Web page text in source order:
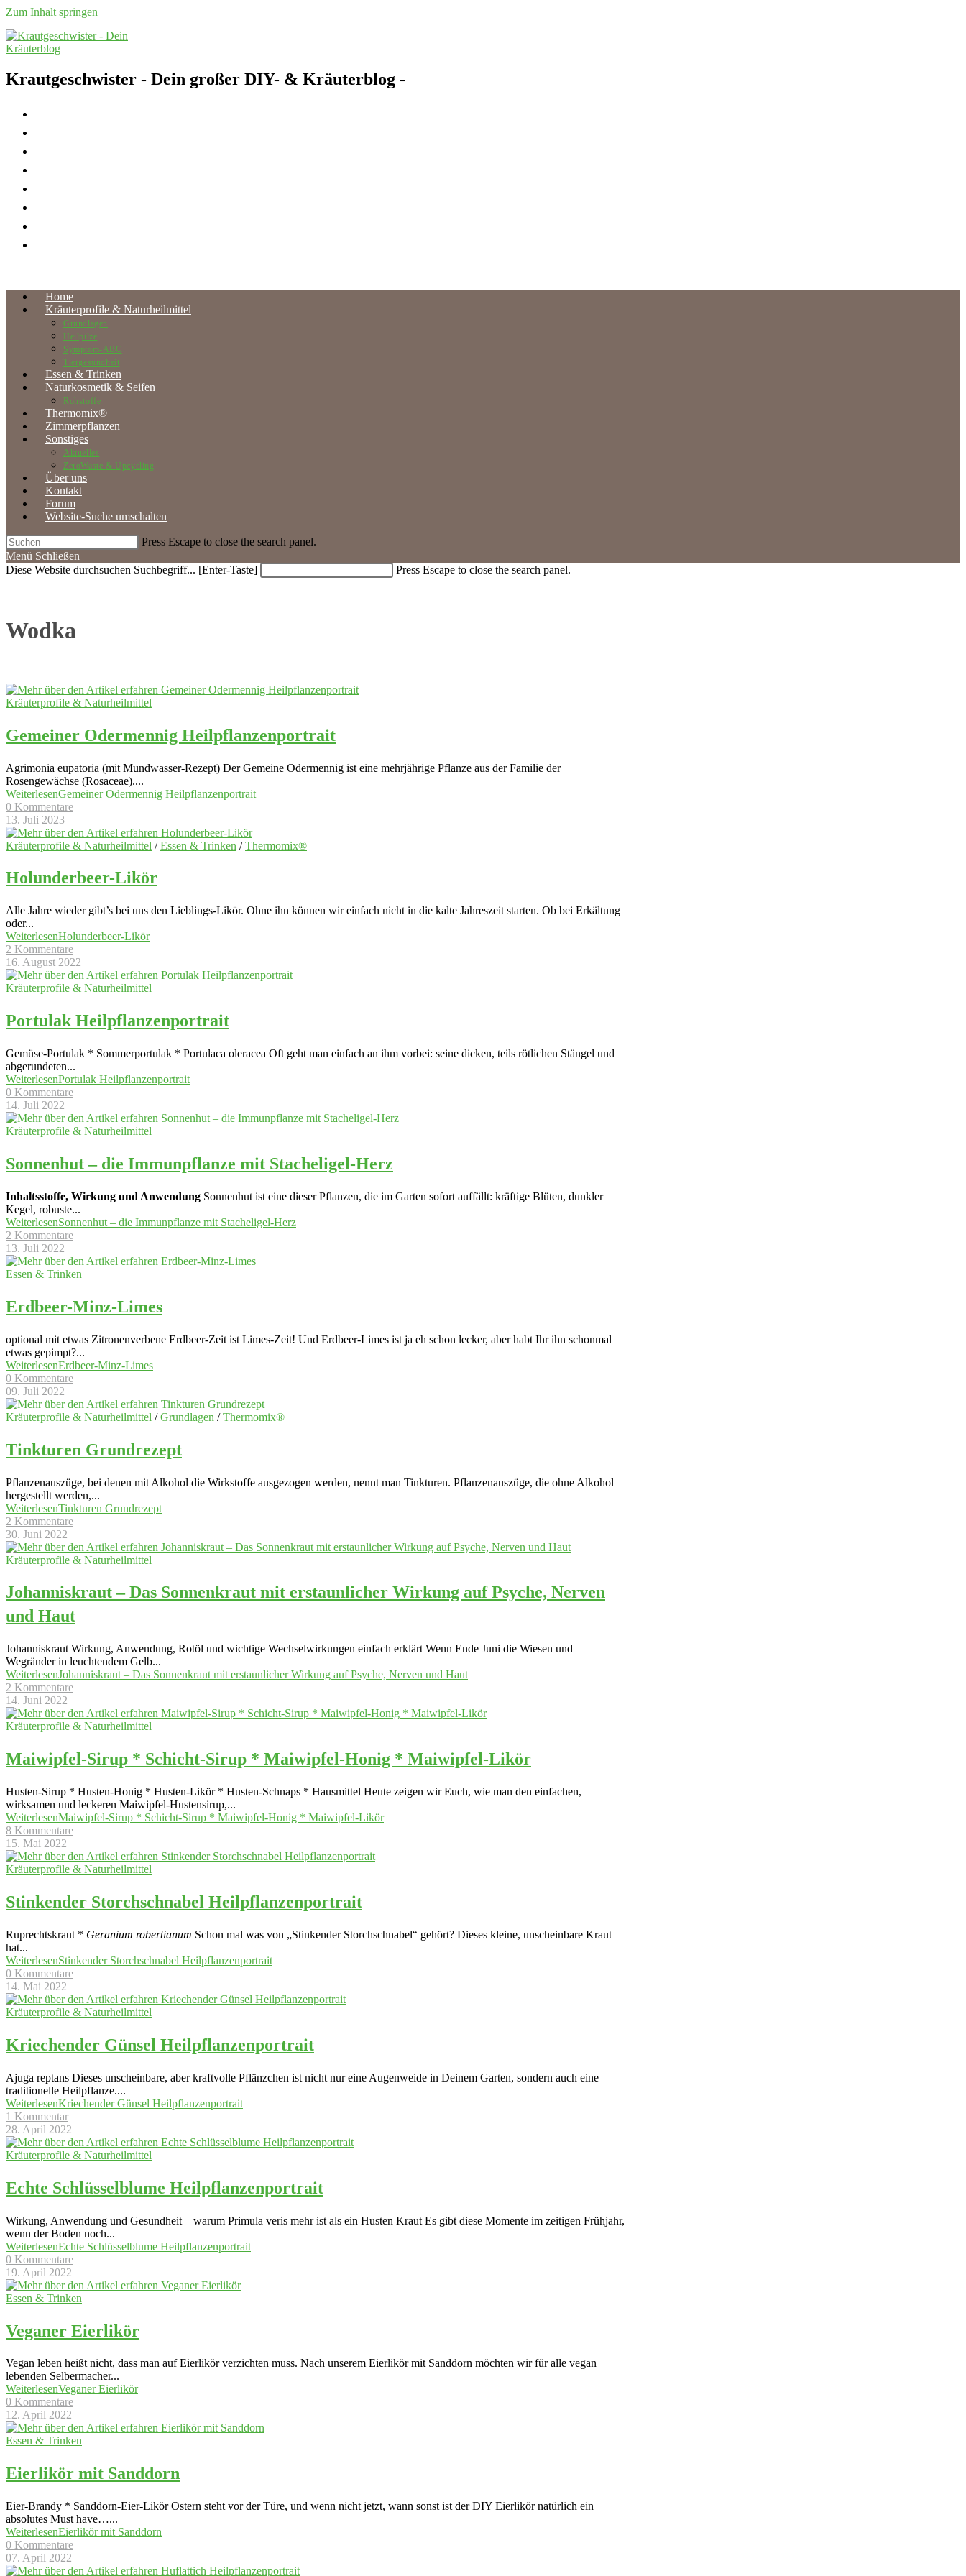
Zum Inhalt springen
Krautgeschwister - Dein großer DIY- & Kräuterblog -
Home
Kräuterprofile & Naturheilmittel
Grundlagen
Heilpilze
Symptom-ABC
Tiergesundheit
Essen & Trinken
Naturkosmetik & Seifen
Rohstoffe
Thermomix®
Zimmerpflanzen
Sonstiges
Aktuelles
ZeroWaste & Upcycling
Über uns
Kontakt
Forum
Website-Suche umschalten
Press Escape to close the search panel.
Menü Schließen
Diese Website durchsuchen Suchbegriff... [Enter-Taste] Press Escape to close the search panel.
Wodka
Kräuterprofile & Naturheilmittel
Gemeiner Odermennig Heilpflanzenportrait
Agrimonia eupatoria (mit Mundwasser-Rezept) Der Gemeine Odermennig ist eine mehrjährige Pflanze aus der Familie der
Rosengewächse (Rosaceae)....
WeiterlesenGemeiner Odermennig Heilpflanzenportrait
0 Kommentare
13. Juli 2023
Kräuterprofile & Naturheilmittel /Essen & Trinken /Thermomix®
Holunderbeer-Likör
Alle Jahre wieder gibt’s bei uns den Lieblings-Likör. Ohne ihn können wir einfach nicht in die kalte Jahreszeit starten. Ob bei Erkältung
oder...
WeiterlesenHolunderbeer-Likör
2 Kommentare
16. August 2022
Kräuterprofile & Naturheilmittel
Portulak Heilpflanzenportrait
Gemüse-Portulak * Sommerportulak * Portulaca oleracea Oft geht man einfach an ihm vorbei: seine dicken, teils rötlichen Stängel und
abgerundeten...
WeiterlesenPortulak Heilpflanzenportrait
0 Kommentare
14. Juli 2022
Kräuterprofile & Naturheilmittel
Sonnenhut – die Immunpflanze mit Stacheligel-Herz
Inhaltsstoffe, Wirkung und Anwendung Sonnenhut ist eine dieser Pflanzen, die im Garten sofort auffällt: kräftige Blüten, dunkler
Kegel, robuste...
WeiterlesenSonnenhut – die Immunpflanze mit Stacheligel-Herz
2 Kommentare
13. Juli 2022
Essen & Trinken
Erdbeer-Minz-Limes
optional mit etwas Zitronenverbene Erdbeer-Zeit ist Limes-Zeit! Und Erdbeer-Limes ist ja eh schon lecker, aber habt Ihr ihn schonmal
etwas gepimpt?...
WeiterlesenErdbeer-Minz-Limes
0 Kommentare
09. Juli 2022
Kräuterprofile & Naturheilmittel /Grundlagen /Thermomix®
Tinkturen Grundrezept
Pflanzenauszüge, bei denen mit Alkohol die Wirkstoffe ausgezogen werden, nennt man Tinkturen. Pflanzenauszüge, die ohne Alkohol
hergestellt werden,...
WeiterlesenTinkturen Grundrezept
2 Kommentare
30. Juni 2022
Kräuterprofile & Naturheilmittel
Johanniskraut – Das Sonnenkraut mit erstaunlicher Wirkung auf Psyche, Nerven
und Haut
Johanniskraut Wirkung, Anwendung, Rotöl und wichtige Wechselwirkungen einfach erklärt Wenn Ende Juni die Wiesen und
Wegränder in leuchtendem Gelb...
WeiterlesenJohanniskraut – Das Sonnenkraut mit erstaunlicher Wirkung auf Psyche, Nerven und Haut
2 Kommentare
14. Juni 2022
Kräuterprofile & Naturheilmittel
Maiwipfel-Sirup * Schicht-Sirup * Maiwipfel-Honig * Maiwipfel-Likör
Husten-Sirup * Husten-Honig * Husten-Likör * Husten-Schnaps * Hausmittel Heute zeigen wir Euch, wie man den einfachen,
wirksamen und leckeren Maiwipfel-Hustensirup,...
WeiterlesenMaiwipfel-Sirup * Schicht-Sirup * Maiwipfel-Honig * Maiwipfel-Likör
8 Kommentare
15. Mai 2022
Kräuterprofile & Naturheilmittel
Stinkender Storchschnabel Heilpflanzenportrait
Ruprechtskraut * Geranium robertianum Schon mal was von „Stinkender Storchschnabel“ gehört? Dieses kleine, unscheinbare Kraut
hat...
WeiterlesenStinkender Storchschnabel Heilpflanzenportrait
0 Kommentare
14. Mai 2022
Kräuterprofile & Naturheilmittel
Kriechender Günsel Heilpflanzenportrait
Ajuga reptans Dieses unscheinbare, aber kraftvolle Pflänzchen ist nicht nur eine Augenweide in Deinem Garten, sondern auch eine
traditionelle Heilpflanze....
WeiterlesenKriechender Günsel Heilpflanzenportrait
1 Kommentar
28. April 2022
Kräuterprofile & Naturheilmittel
Echte Schlüsselblume Heilpflanzenportrait
Wirkung, Anwendung und Gesundheit – warum Primula veris mehr ist als ein Husten Kraut Es gibt diese Momente im zeitigen Frühjahr,
wenn der Boden noch...
WeiterlesenEchte Schlüsselblume Heilpflanzenportrait
0 Kommentare
19. April 2022
Essen & Trinken
Veganer Eierlikör
Vegan leben heißt nicht, dass man auf Eierlikör verzichten muss. Nach unserem Eierlikör mit Sanddorn möchten wir für alle vegan
lebenden Selbermacher...
WeiterlesenVeganer Eierlikör
0 Kommentare
12. April 2022
Essen & Trinken
Eierlikör mit Sanddorn
Eier-Brandy * Sanddorn-Eier-Likör Ostern steht vor der Türe, und wenn nicht jetzt, wann sonst ist der DIY Eierlikör natürlich ein
absolutes Must have…...
WeiterlesenEierlikör mit Sanddorn
0 Kommentare
07. April 2022